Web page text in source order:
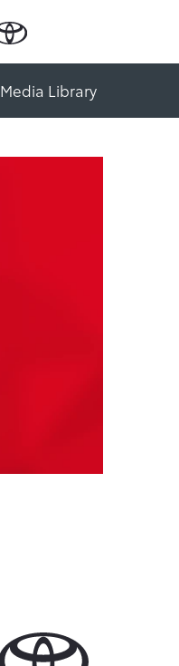
Media Library